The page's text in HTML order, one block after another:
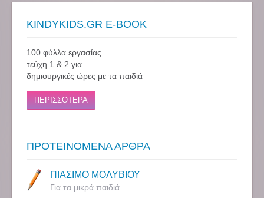
KINDYKIDS.GR E-BOOK
100 φύλλα εργασίας
τεύχη 1 & 2 για
δημιουργικές ώρες με τα παιδιά
ΠΕΡΙΣΣΟΤΕΡΑ
ΠΡΟΤΕΙΝΟΜΕΝΑ ΑΡΘΡΑ
ΠΙΑΣΙΜΟ ΜΟΛΥΒΙΟΥ
Για τα μικρά παιδιά